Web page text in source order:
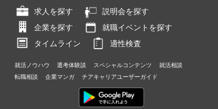
求人を探す
説明会を探す
企業を探す
就職イベントを探す
タイムライン
適性検査
就活ノウハウ 選考体験談 スペシャルコンテンツ
就活相談
転職相談
企業マンガ チアキャリアユーザーガイド